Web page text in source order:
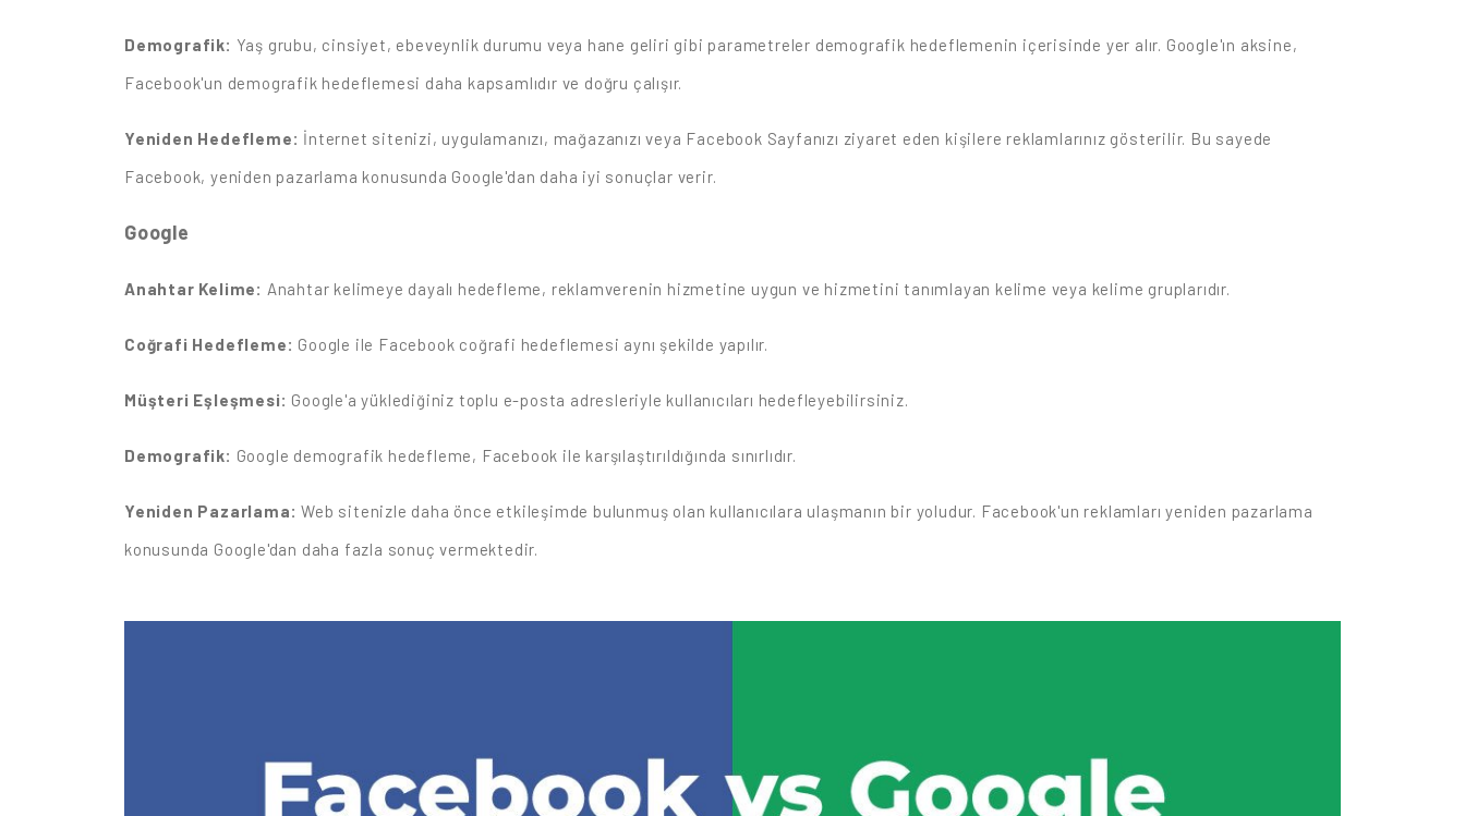
Demografik: Yaş grubu, cinsiyet, ebeveynlik durumu veya hane geliri gibi parametreler demografik hedeflemenin içerisinde yer alır. Google'ın aksine,
Facebook'un demografik hedeflemesi daha kapsamlıdır ve doğru çalışır.
Yeniden Hedefleme: İnternet sitenizi, uygulamanızı, mağazanızı veya Facebook Sayfanızı ziyaret eden kişilere reklamlarınız gösterilir. Bu sayede
Facebook, yeniden pazarlama konusunda Google'dan daha iyi sonuçlar verir.
Google
Anahtar Kelime: Anahtar kelimeye dayalı hedefleme, reklamverenin hizmetine uygun ve hizmetini tanımlayan kelime veya kelime gruplarıdır.
Coğrafi Hedefleme: Google ile Facebook coğrafi hedeflemesi aynı şekilde yapılır.
Müşteri Eşleşmesi: Google'a yüklediğiniz toplu e-posta adresleriyle kullanıcıları hedefleyebilirsiniz.
Demografik: Google demografik hedefleme, Facebook ile karşılaştırıldığında sınırlıdır.
Yeniden Pazarlama: Web sitenizle daha önce etkileşimde bulunmuş olan kullanıcılara ulaşmanın bir yoludur. Facebook'un reklamları yeniden pazarlama
konusunda Google'dan daha fazla sonuç vermektedir.